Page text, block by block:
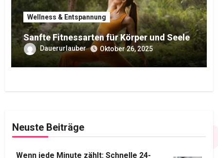
Wellness & Entspannung
Sanfte Fitnessarten für Körper und Seele
Dauerurlauber Oktober 26, 2025
Neuste Beiträge
Wenn jede Minute zählt: Schnelle 24-